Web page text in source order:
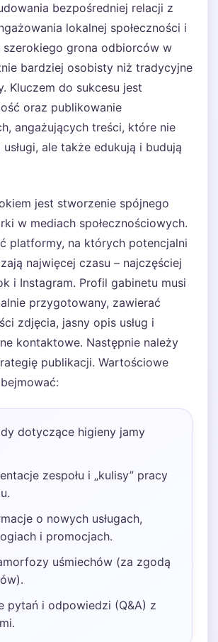
bezpośredniej relacji z
lokalnej społeczności i
szerokiego grona odbiorców w
bardziej osobisty niż tradycyjne
Kluczem do sukcesu jest
oraz publikowanie
angażujących treści, które nie
ale także edukują i budują
jest stworzenie spójnego
w mediach społecznościowych.
platformy, na których potencjalni
najwięcej czasu – najczęściej
i Instagram. Profil gabinetu musi
przygotowany, zawierać
zdjęcia, jasny opis usług i
kontaktowe. Następnie należy
publikacji. Wartościowe
dotyczące higieny jamy
zespołu i „kulisy” pracy
o nowych usługach,
i promocjach.
uśmiechów (za zgodą
pytań i odpowiedzi (Q&A) z